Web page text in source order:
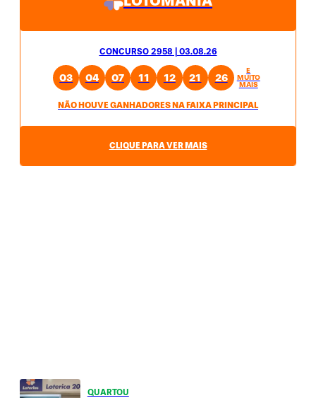
CONCURSO 2958 | 03.08.26
03 04 07 11 12 21 26
E
MUITO
MAIS
NÃO HOUVE GANHADORES NA FAIXA PRINCIPAL
CLIQUE PARA VER MAIS
QUARTOU